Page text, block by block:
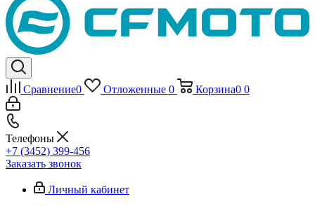
Сравнение0 Отложенные 0 Корзина0 0
Телефоны
+7 (3452) 399-456
Заказать звонок
Личный кабинет